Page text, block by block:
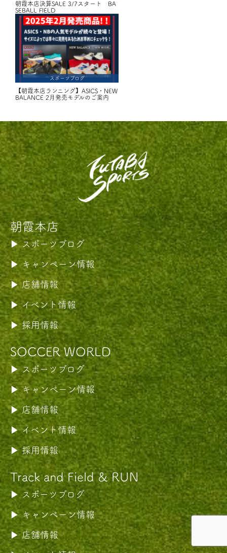
朝霞本店決算SALE 3/7スタート BA
SEBALL FIELD
スポーツブログ
【朝霞本店ランニング】ASICS・NEW
BALANCE 2月発売モデルのご案内
朝霞本店
スポーツブログ
キャンペーン情報
店舗情報
イベント情報
採用情報
SOCCER WORLD
スポーツブログ
キャンペーン情報
店舗情報
イベント情報
採用情報
Track and Field & RUN
スポーツブログ
キャンペーン情報
店舗情報